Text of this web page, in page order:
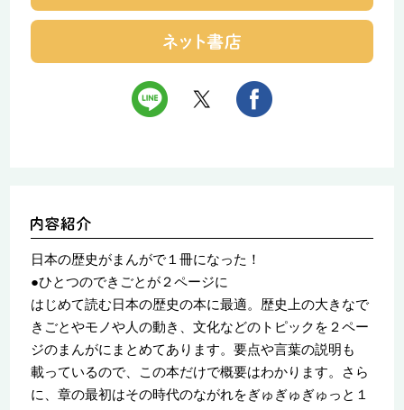
日本の歴史がまんがで１冊になった！
●ひとつのできごとが２ページに
はじめて読む日本の歴史の本に最適。歴史上の大きなで
きごとやモノや人の動き、文化などのトピックを２ペー
ジのまんがにまとめてあります。要点や言葉の説明も
載っているので、この本だけで概要はわかります。さら
に、章の最初はその時代のながれをぎゅぎゅぎゅっと１